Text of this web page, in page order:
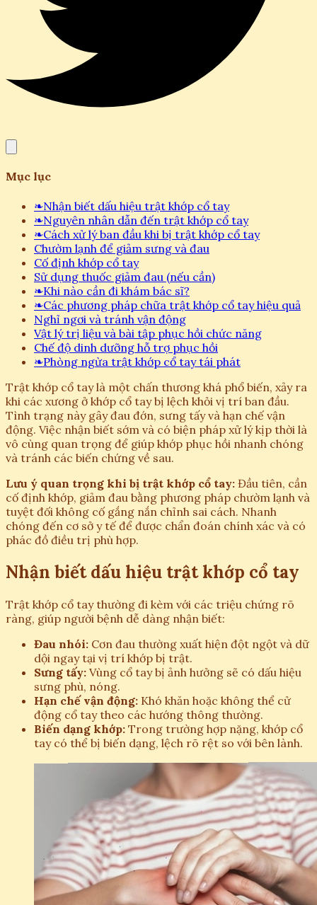
Mục lục
❧Nhận biết dấu hiệu trật khớp cổ tay
❧Nguyên nhân dẫn đến trật khớp cổ tay
❧Cách xử lý ban đầu khi bị trật khớp cổ tay
Chườm lạnh để giảm sưng và đau
Cố định khớp cổ tay
Sử dụng thuốc giảm đau (nếu cần)
❧Khi nào cần đi khám bác sĩ?
❧Các phương pháp chữa trật khớp cổ tay hiệu quả
Nghỉ ngơi và tránh vận động
Vật lý trị liệu và bài tập phục hồi chức năng
Chế độ dinh dưỡng hỗ trợ phục hồi
❧Phòng ngừa trật khớp cổ tay tái phát
Trật khớp cổ tay là một chấn thương khá phổ biến, xảy ra
khi các xương ở khớp cổ tay bị lệch khỏi vị trí ban đầu.
Tình trạng này gây đau đớn, sưng tấy và hạn chế vận
động. Việc nhận biết sớm và có biện pháp xử lý kịp thời là
vô cùng quan trọng để giúp khớp phục hồi nhanh chóng
và tránh các biến chứng về sau.
Lưu ý quan trọng khi bị trật khớp cổ tay: Đầu tiên, cần
cố định khớp, giảm đau bằng phương pháp chườm lạnh và
tuyệt đối không cố gắng nắn chỉnh sai cách. Nhanh
chóng đến cơ sở y tế để được chẩn đoán chính xác và có
phác đồ điều trị phù hợp.
Nhận biết dấu hiệu trật khớp cổ tay
Trật khớp cổ tay thường đi kèm với các triệu chứng rõ
ràng, giúp người bệnh dễ dàng nhận biết:
Đau nhói: Cơn đau thường xuất hiện đột ngột và dữ
dội ngay tại vị trí khớp bị trật.
Sưng tấy: Vùng cổ tay bị ảnh hưởng sẽ có dấu hiệu
sưng phù, nóng.
Hạn chế vận động: Khó khăn hoặc không thể cử
động cổ tay theo các hướng thông thường.
Biến dạng khớp: Trong trường hợp nặng, khớp cổ
tay có thể bị biến dạng, lệch rõ rệt so với bên lành.